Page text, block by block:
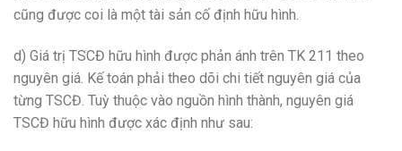
cũng được coi là một tài sản cố định hữu hình.
d) Giá trị TSCĐ hữu hình được phản ánh trên TK 211 theo
nguyên giá. Kế toán phải theo dõi chi tiết nguyên giá của
từng TSCĐ. Tuỳ thuộc vào nguồn hình thành, nguyên giá
TSCĐ hữu hình được xác định như sau: